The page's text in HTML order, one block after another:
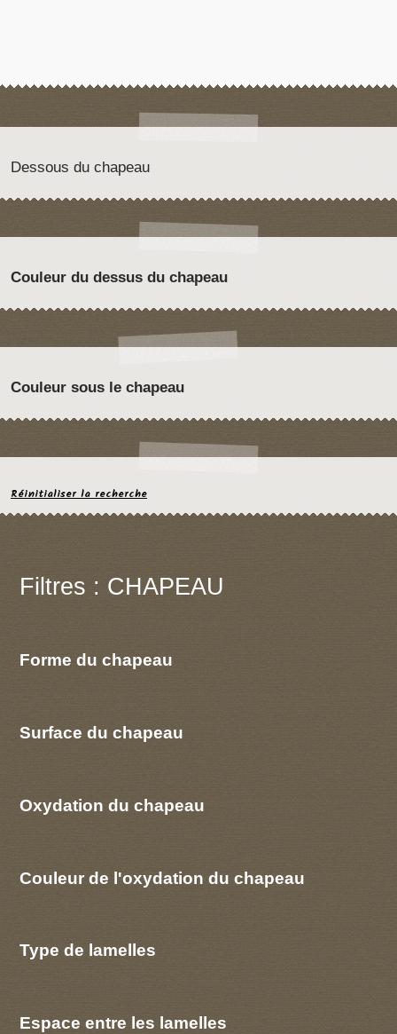
Dessous du chapeau
Couleur du dessus du chapeau
Couleur sous le chapeau
Réinitialiser la recherche
Filtres : CHAPEAU
Forme du chapeau
Surface du chapeau
Oxydation du chapeau
Couleur de l'oxydation du chapeau
Type de lamelles
Espace entre les lamelles